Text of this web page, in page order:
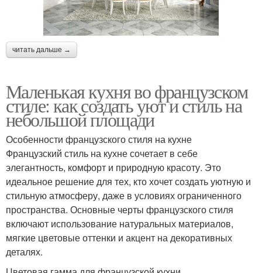
читать дальше →
Маленькая кухня во французском
стиле: как создать уют и стиль на
небольшой площади
Особенности французского стиля на кухне
Французский стиль на кухне сочетает в себе
элегантность, комфорт и природную красоту. Это
идеальное решение для тех, кто хочет создать уютную и
стильную атмосферу, даже в условиях ограниченного
пространства. Основные черты французского стиля
включают использование натуральных материалов,
мягкие цветовые оттенки и акцент на декоративных
деталях.